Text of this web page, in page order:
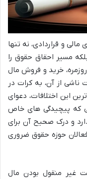
و قراردادی، نه تنها
مسیر احقاق حقوق را
خرید و فروش مال
ناشی از آن، به کرات در
این اختلافات، دعوای
که پیچیدگی های خاص
و درک صحیح آن برای
فعالان حوزه حقوق ضروری
غیر منقول بودن مال